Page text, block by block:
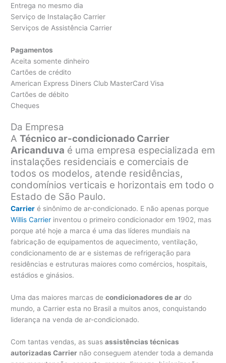
Entrega no mesmo dia
Serviço de Instalação Carrier
Serviços de Assistência Carrier
Pagamentos
Aceita somente dinheiro
Cartões de crédito
American Express Diners Club MasterCard Visa
Cartões de débito
Cheques
Da Empresa
ATécnico ar-condicionado Carrier
Aricanduva é uma empresa especializada em
instalações residenciais e comerciais de
todos os modelos, atende residências,
condomínios verticais e horizontais em todo o
Estado de São Paulo.
Carrier é sinônimo de ar-condicionado. E não apenas porque
Willis Carrier inventou o primeiro condicionador em 1902, mas
porque até hoje a marca é uma das líderes mundiais na
fabricação de equipamentos de aquecimento, ventilação,
condicionamento de ar e sistemas de refrigeração para
residências e estruturas maiores como comércios, hospitais,
estádios e ginásios.
Uma das maiores marcas decondicionadores de ar do
mundo, a Carrier esta no Brasil a muitos anos, conquistando
liderança na venda de ar-condicionado.
Com tantas vendas, as suasassistências técnicas
autorizadas Carrier não conseguem atender toda a demanda